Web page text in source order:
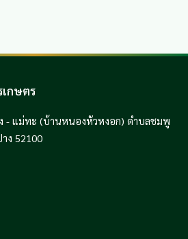
กษตร
- แม่ทะ (บ้านหนองหัวหงอก) ตำบลชมพู
ง 52100